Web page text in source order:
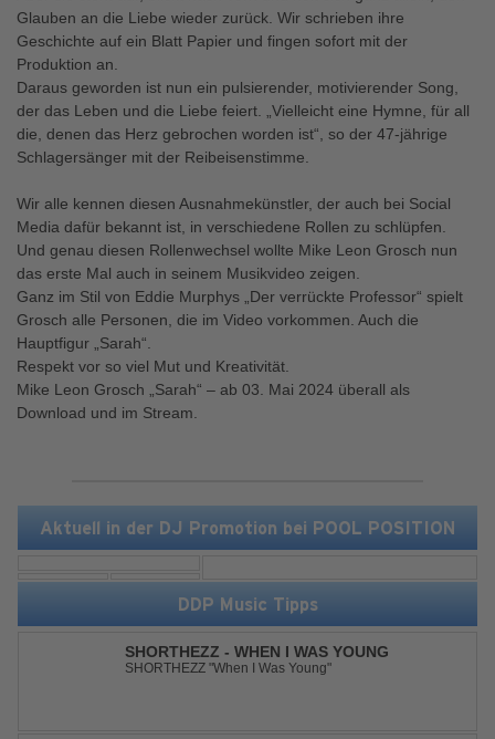
Aktuell in der DJ Promotion bei POOL POSITION
DDP Music Tipps
SHORTHEZZ - WHEN I WAS YOUNG
SHORTHEZZ "When I Was Young"
Glauben an die Liebe wieder zurück. Wir schrieben ihre
Geschichte auf ein Blatt Papier und fingen sofort mit der
Produktion an.
Daraus geworden ist nun ein pulsierender, motivierender Song,
der das Leben und die Liebe feiert. „Vielleicht eine Hymne, für all
die, denen das Herz gebrochen worden ist“, so der 47-jährige
Schlagersänger mit der Reibeisenstimme.
Wir alle kennen diesen Ausnahmekünstler, der auch bei Social
Media dafür bekannt ist, in verschiedene Rollen zu schlüpfen.
Und genau diesen Rollenwechsel wollte Mike Leon Grosch nun
das erste Mal auch in seinem Musikvideo zeigen.
Ganz im Stil von Eddie Murphys „Der verrückte Professor“ spielt
Grosch alle Personen, die im Video vorkommen. Auch die
Hauptfigur „Sarah“.
Respekt vor so viel Mut und Kreativität.
Mike Leon Grosch „Sarah“ – ab 03. Mai 2024 überall als
Download und im Stream.